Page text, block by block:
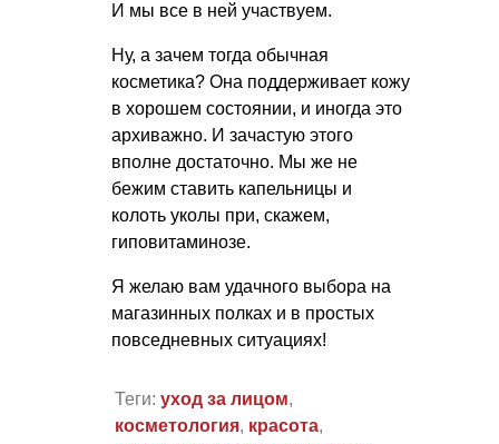
И мы все в ней участвуем.
Ну, а зачем тогда обычная
косметика? Она поддерживает кожу
в хорошем состоянии, и иногда это
архиважно. И зачастую этого
вполне достаточно. Мы же не
бежим ставить капельницы и
колоть уколы при, скажем,
гиповитаминозе.
Я желаю вам удачного выбора на
магазинных полках и в простых
повседневных ситуациях!
Теги: уход за лицом,
косметология, красота,